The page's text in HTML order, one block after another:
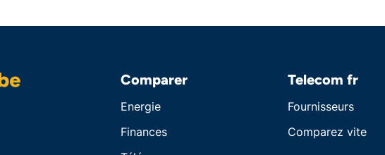
Comparer
Energie
Finances
Telecom fr
Fournisseurs
Comparez vite